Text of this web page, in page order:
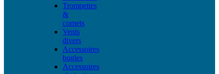
Trompettes
&
cornets
Vents
divers
Accessoires
bugles
Accessoires